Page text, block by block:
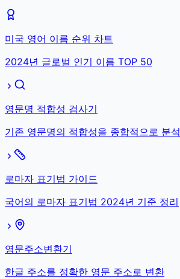
미국 영어 이름 순위 차트
2024년 글로벌 인기 이름 TOP 50
영문명 적합성 검사기
기존 영문명의 적합성을 종합적으로 분석
로마자 표기법 가이드
국어의 로마자 표기법 2024년 기준 정리
영문주소변환기
한글 주소를 정확한 영문 주소로 변환